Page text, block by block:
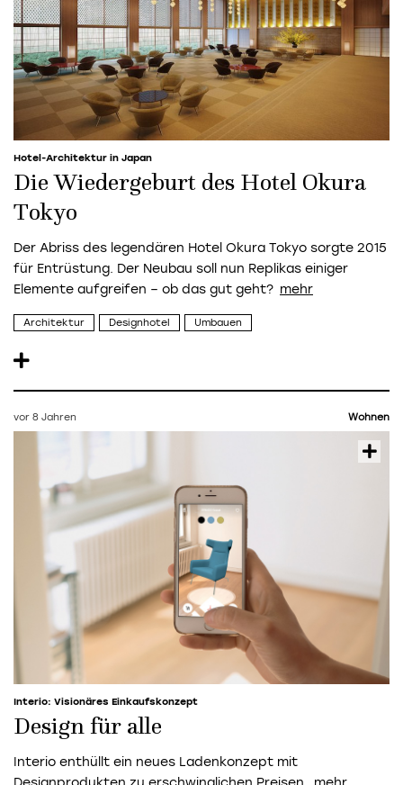
Hotel-Architektur in Japan
Die Wiedergeburt des Hotel Okura
Tokyo
Der Abriss des legendären Hotel Okura Tokyo sorgte 2015
für Entrüstung. Der Neubau soll nun Replikas einiger
Elemente aufgreifen – ob das gut geht?
Architektur Designhotel Umbauen
vor 8 Jahren Wohnen
Interio: Visionäres Einkaufskonzept
Design für alle
Interio enthüllt ein neues Ladenkonzept mit